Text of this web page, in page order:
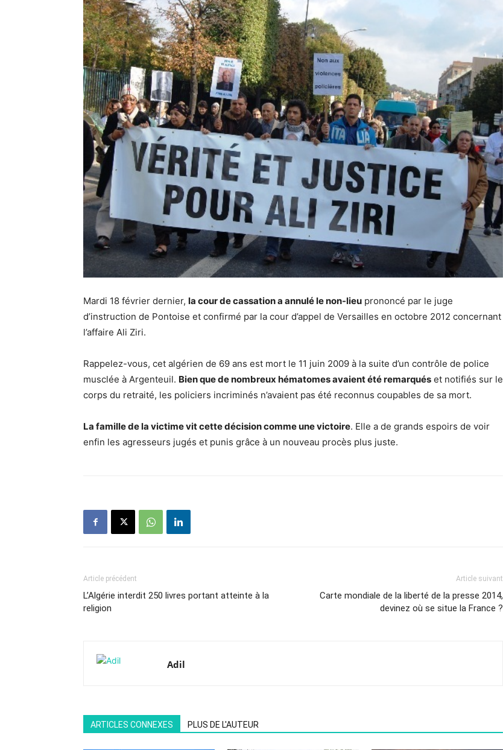
Mardi 18 février dernier, la cour de cassation a annulé le non-lieu prononcé par le juge
d’instruction de Pontoise et confirmé par la cour d’appel de Versailles en octobre 2012 concernant
l’affaire Ali Ziri.
Rappelez-vous, cet algérien de 69 ans est mort le 11 juin 2009 à la suite d’un contrôle de police
musclée à Argenteuil. Bien que de nombreux hématomes avaient été remarqués et notifiés sur le
corps du retraité, les policiers incriminés n’avaient pas été reconnus coupables de sa mort.
La famille de la victime vit cette décision comme une victoire. Elle a de grands espoirs de voir
enfin les agresseurs jugés et punis grâce à un nouveau procès plus juste.
Article précédent
L’Algérie interdit 250 livres portant atteinte à la
religion
Article suivant
Carte mondiale de la liberté de la presse 2014,
devinez où se situe la France ?
Adil
ARTICLES CONNEXES PLUS DE L'AUTEUR